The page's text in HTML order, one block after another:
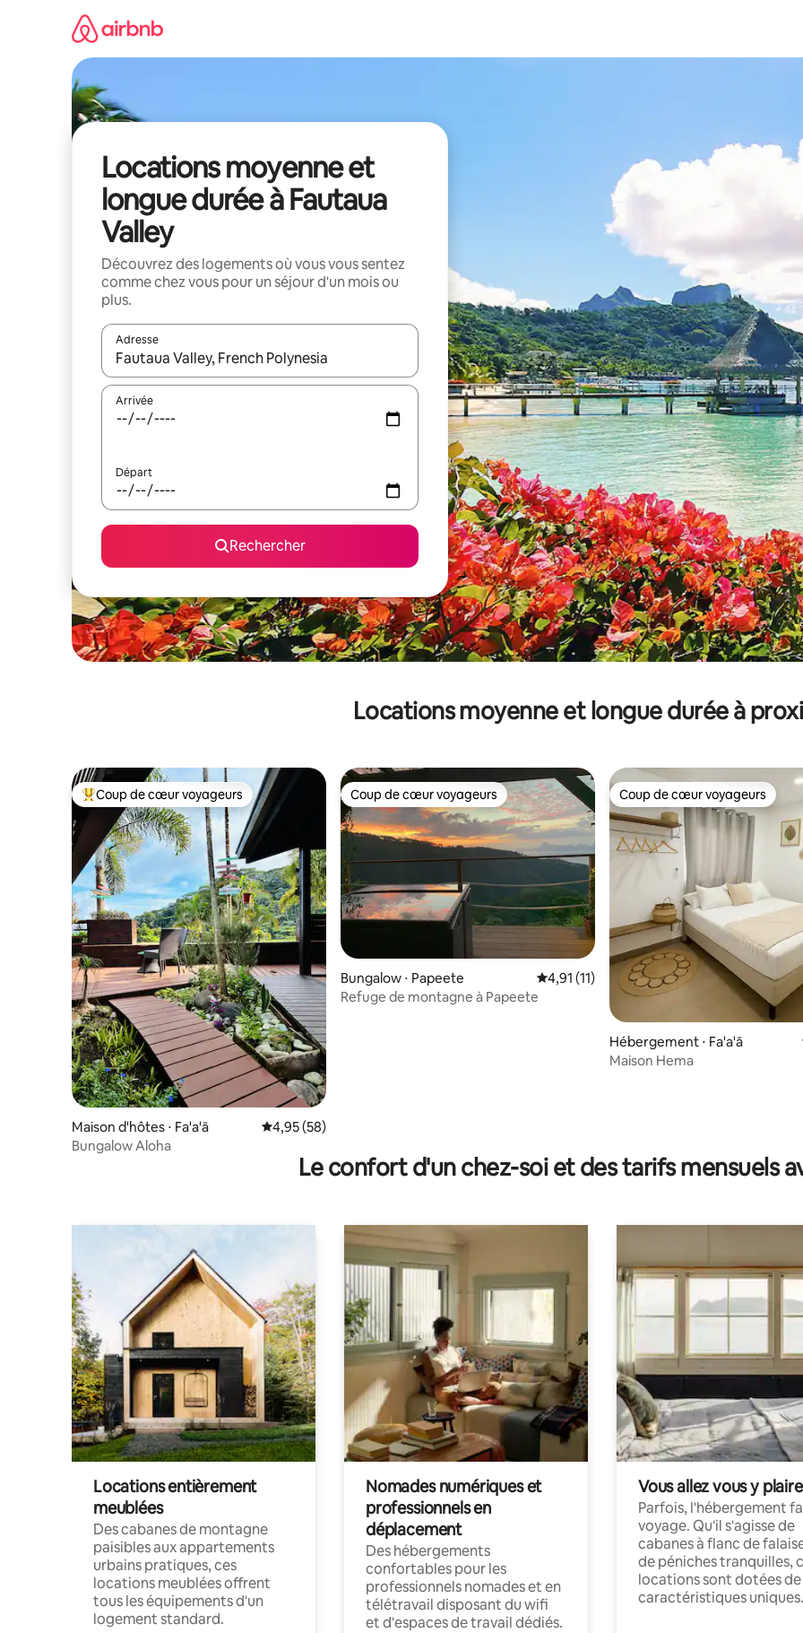
Locations moyenne et
longue durée à Fautaua
Valley
Découvrez des logements où vous vous sentez
comme chez vous pour un séjour d'un mois ou
plus.
Adresse
Lorsque les résultats s'affichent, utilisez les flèches vers le haut et vers le bas pour les parcourir ou en appuyant et en
Arrivée
Départ
Rechercher
Locations moyenne et longue durée à
Coups de cœur voyageurs les plus appréciés
Coup de cœur voyageurs
Maison d'hôtes ⋅ Fa'a'ā Évaluation moyenne sur la base de 58 commentaires : 4,95 sur 5
4,95 (58)
Bungalow Aloha
Coup de cœur voyageurs
Coup de cœur voyageurs
Bungalow ⋅ Papeete Évaluation moyenne sur la base de 11
4,91 (11)
Refuge de montagne à Papeete
Coup de cœur voyageurs
Coup de cœur voyageurs
Hébergement ⋅ Fa'a'ā
Maison Hema
Le confort d'un chez-soi et des tarifs mensuels
Locations entièrement
meublées
Des cabanes de montagne
paisibles aux appartements
urbains pratiques, ces
locations meublées offrent
tous les équipements d'un
logement standard.
Nomades numériques et
professionnels en
déplacement
Des hébergements
confortables pour les
professionnels nomades et en
télétravail disposant du wifi
et d'espaces de travail dédiés.
Vous allez vous y plaire
Parfois, l'hébergement
voyage. Qu'il s'agisse de
cabanes à flanc de
de péniches tranquilles,
locations sont dotées de
caractéristiques uniques.